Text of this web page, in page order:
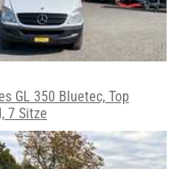
GL 350 Bluetec, Top
7 Sitze